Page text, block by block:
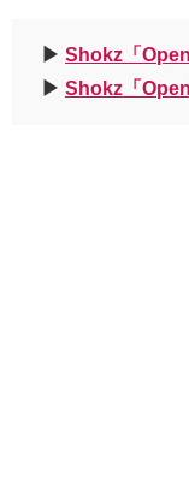
▶︎ Shokz「
▶︎ Shokz「